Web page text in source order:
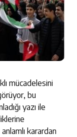
mücadelesini
bu
yazı ile
karardan